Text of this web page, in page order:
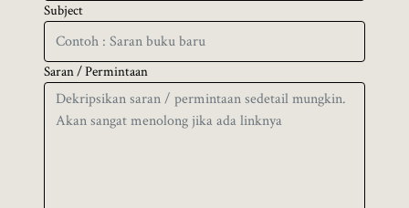
Subject
Saran / Permintaan